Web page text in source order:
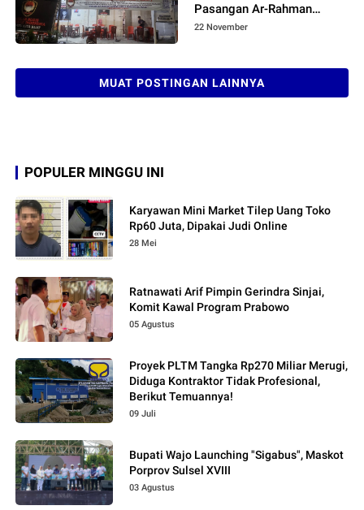
Pasangan Ar-Rahman
Sementara Peroleh Hasil
22 November
MUAT POSTINGAN LAINNYA
POPULER MINGGU INI
Karyawan Mini Market Tilep Uang Toko
Rp60 Juta, Dipakai Judi Online
28 Mei
Ratnawati Arif Pimpin Gerindra Sinjai,
Komit Kawal Program Prabowo
05 Agustus
Proyek PLTM Tangka Rp270 Miliar Merugi,
Diduga Kontraktor Tidak Profesional,
Berikut Temuannya!
09 Juli
Bupati Wajo Launching "Sigabus", Maskot
Porprov Sulsel XVIII
03 Agustus